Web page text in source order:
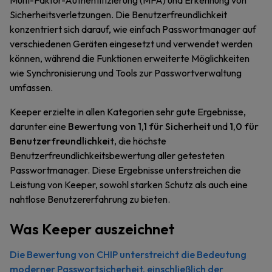
Sicherheitsverletzungen. Die Benutzerfreundlichkeit
konzentriert sich darauf, wie einfach Passwortmanager auf
verschiedenen Geräten eingesetzt und verwendet werden
können, während die Funktionen erweiterte Möglichkeiten
wie Synchronisierung und Tools zur Passwortverwaltung
umfassen.
Keeper erzielte in allen Kategorien sehr gute Ergebnisse,
darunter eine Bewertung von 1,1 für Sicherheitund 1,0 für
Benutzerfreundlichkeit, die höchste
Benutzerfreundlichkeitsbewertung aller getesteten
Passwortmanager. Diese Ergebnisse unterstreichen die
Leistung von Keeper, sowohl starken Schutz als auch eine
nahtlose Benutzererfahrung zu bieten.
Was Keeper auszeichnet
Die Bewertung von CHIP unterstreicht die Bedeutung
moderner Passwortsicherheit, einschließlich der